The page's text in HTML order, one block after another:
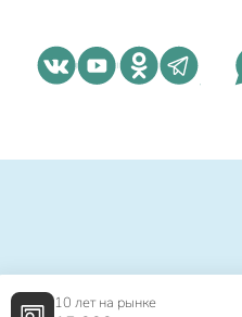
10 лет на рынке